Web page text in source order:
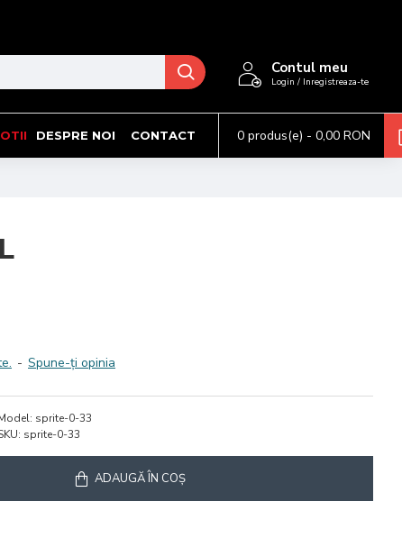
Contul meu
Login / Inregistreaza-te
DESPRE NOI CONTACT 0 produs(e) - 0,00 RON
- Spune-ţi opinia
sprite-0-33
sprite-0-33
ADAUGĂ ÎN COŞ